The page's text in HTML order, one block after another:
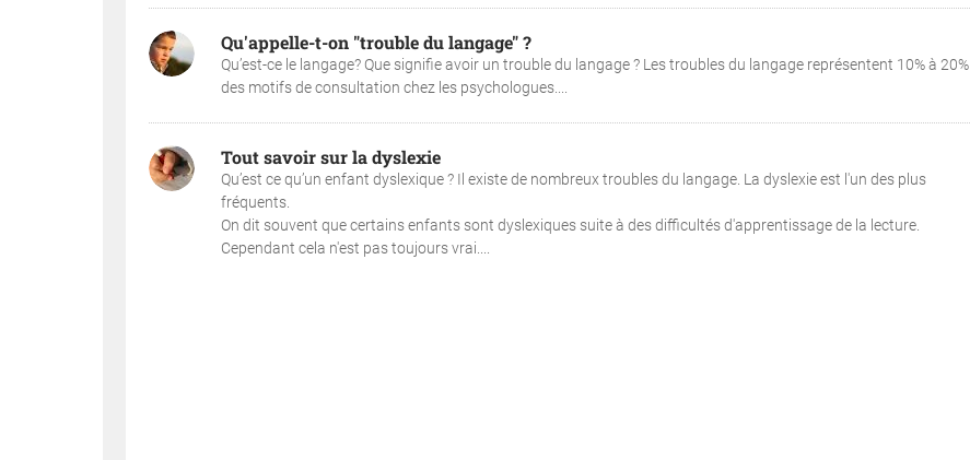
Qu'appelle-t-on "trouble du langage" ?
Qu’est-ce le langage? Que signifie avoir un trouble du langage ? Les troubles du langage représentent 10% à 20%
des motifs de consultation chez les psychologues....
Tout savoir sur la dyslexie
Qu’est ce qu’un enfant dyslexique ? Il existe de nombreux troubles du langage. La dyslexie est l'un des plus
fréquents.
On dit souvent que certains enfants sont dyslexiques suite à des difficultés d'apprentissage de la lecture.
Cependant cela n'est pas toujours vrai....